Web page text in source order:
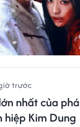
trước
nhất của
Kim Dung